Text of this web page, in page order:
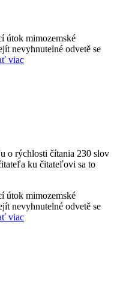
útok mimozemské
nevyhnutelné odvetě se
viac
o rýchlosti čítania 230 slov
ku čitateľovi sa to
útok mimozemské
nevyhnutelné odvetě se
viac